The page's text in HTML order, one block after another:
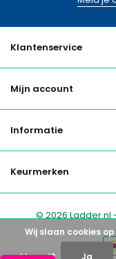
Klantenservice
Mijn account
Informatie
Keurmerken
© 2026 Ladder.nl
Wij slaan cookies
akkoord? Ja